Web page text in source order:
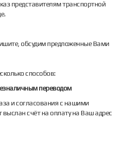
представителям транспортной
обсудим предложенные Вами
способов:
переводом
и согласования с нашими
выслан счёт на оплату на Ваш адрес